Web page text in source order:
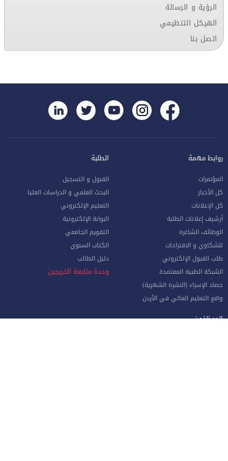
الرؤية و الرسالة
الهيكل التنظيمي
اتصل بنا
روابط مهمة
المؤتمرات
كل الأخبار
كل الإعلانات
أرشيف إعلانات الطلبة
الوظائف الشاغرة
للشكاوي و الاقتراحات
طلب القبول الإلكتروني
الشبكة الطبية المعتمدة
حصاد الإسراء (النشرة الشهرية)
واقع التعليم العالي في الأردن
الطلبة
القبول و التسجيل
البحث العلمي و الدراسات العليا
التعليم الإلكتروني
البوابة الإلكترونية
التقويم الجامعي
الكتاب السنوي
دليل الطالب
وحدة متابعة الخريجين
الموظفون